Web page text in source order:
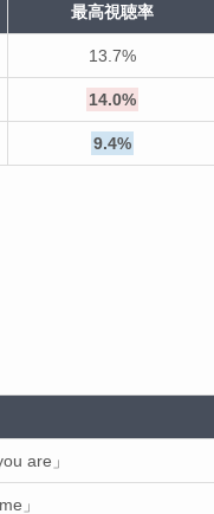
最高視聴率
13.7%
14.0%
9.4%
are」
」